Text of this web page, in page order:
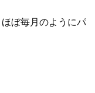
ぼ毎月のようにパ